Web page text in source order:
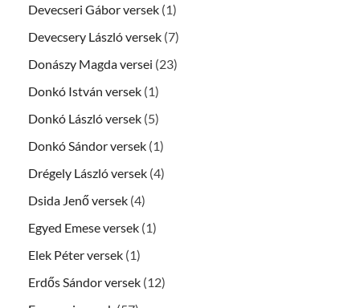
Devecseri Gábor versek (1)
Devecsery László versek (7)
Donászy Magda versei (23)
Donkó István versek (1)
Donkó László versek (5)
Donkó Sándor versek (1)
Drégely László versek (4)
Dsida Jenő versek (4)
Egyed Emese versek (1)
Elek Péter versek (1)
Erdős Sándor versek (12)